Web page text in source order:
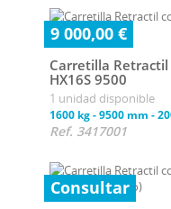
9 000,00 €
Carretilla Retractil
HX16S 9500
1 unidad disponible
1600 kg-9500 mm -
Ref. 3417001
Consultar